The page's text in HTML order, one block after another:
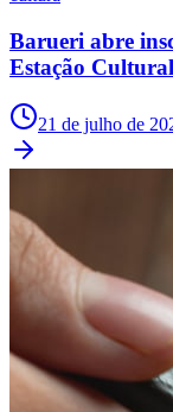
Bahia
Barueri abre
Estação
21 de julho de